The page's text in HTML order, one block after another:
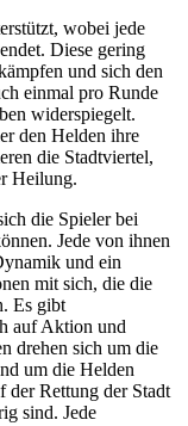
wobei jede
Diese gering
und sich den
einmal pro Runde
widerspiegelt.
den Helden ihre
die Stadtviertel,
Heilung.
die Spieler bei
Jede von ihnen
und ein
mit sich, die die
Es gibt
auf Aktion und
drehen sich um die
um die Helden
der Rettung der Stadt
sind. Jede